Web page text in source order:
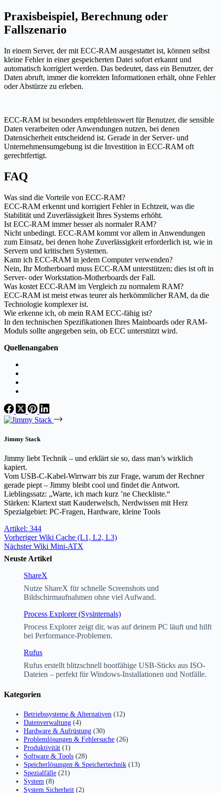
Praxisbeispiel, Berechnung oder
Fallszenario
In einem Server, der mit ECC-RAM ausgestattet ist, können selbst
kleine Fehler in einer gespeicherten Datei sofort erkannt und
automatisch korrigiert werden. Das bedeutet, dass ein Benutzer, der
Daten abruft, immer die korrekten Informationen erhält, ohne Fehler
oder Abstürze zu erleben.
ECC-RAM ist besonders empfehlenswert für Benutzer, die sensible
Daten verarbeiten oder Anwendungen nutzen, bei denen
Datensicherheit entscheidend ist. Gerade in der Server- und
Unternehmensumgebung ist die Investition in ECC-RAM oft
gerechtfertigt.
FAQ
Was sind die Vorteile von ECC-RAM?
ECC-RAM erkennt und korrigiert Fehler in Echtzeit, was die
Stabilität und Zuverlässigkeit Ihres Systems erhöht.
Ist ECC-RAM immer besser als normaler RAM?
Nicht unbedingt. ECC-RAM kommt vor allem in Anwendungen
zum Einsatz, bei denen hohe Zuverlässigkeit erforderlich ist, wie in
Servern und kritischen Systemen.
Kann ich ECC-RAM in jedem Computer verwenden?
Nein, Ihr Motherboard muss ECC-RAM unterstützen; dies ist oft in
Server- oder Workstation-Motherboards der Fall.
Was kostet ECC-RAM im Vergleich zu normalem RAM?
ECC-RAM ist meist etwas teurer als herkömmlicher RAM, da die
Technologie komplexer ist.
Wie erkenne ich, ob mein RAM ECC-fähig ist?
In den technischen Spezifikationen Ihres Mainboards oder RAM-
Moduls sollte angegeben sein, ob ECC unterstützt wird.
Quellenangaben
Jimmy Stack
Jimmy liebt Technik – und erklärt sie so, dass man’s wirklich
kapiert.
Vom USB-C-Kabel-Wirrwarr bis zur Frage, warum der Rechner
gerade piept – Jimmy bleibt cool und findet die Antwort.
Lieblingssatz: „Warte, ich mach kurz ’ne Checkliste.“
Stärken: Klartext statt Kauderwelsch, Nerdwissen mit Herz
Spezialgebiet: PC-Fragen, Hardware, kleine Tools
Artikel: 344
VorherigerWiki Cache (L1, L2, L3)
NächsterWiki Mini-ATX
Neuste Artikel
ShareX
Nutze ShareX für schnelle Screenshots und
Bildschirmaufnahmen ohne viel Aufwand.
Process Explorer (Sysinternals)
Process Explorer zeigt dir, was auf deinem PC läuft und hilft
bei Performance-Problemen.
Rufus
Rufus erstellt blitzschnell bootfähige USB-Sticks aus ISO-
Dateien – perfekt für Windows-Installationen und Notfälle.
Kategorien
Betriebssysteme & Alternativen (12)
Datenverwaltung (4)
Hardware & Aufrüstung (30)
Problemlösungen & Fehlersuche (26)
Produktivität (1)
Software & Tools (28)
Speicherlösungen & Speichertechnik (13)
Spezialfälle (21)
System (8)
System Sicherheit (2)